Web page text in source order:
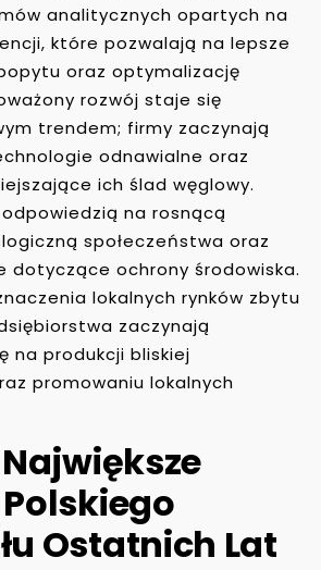
analitycznych opartych na
które pozwalają na lepsze
oraz optymalizację
rozwój staje się
trendem; firmy zaczynają
odnawialne oraz
ich ślad węglowy.
na rosnącą
społeczeństwa oraz
dotyczące ochrony środowiska.
lokalnych rynków zbytu
zaczynają
na produkcji bliskiej
promowaniu lokalnych
Ostatnich Lat